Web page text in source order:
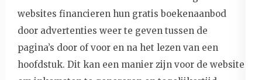
websites financieren hun gratis boekenaanbod
door advertenties weer te geven tussen de
pagina’s door of voor en na het lezen van een
hoofdstuk. Dit kan een manier zijn voor de website